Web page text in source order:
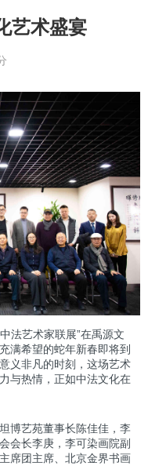
艺术盛宴
法艺术家联展”在禹源文
满希望的蛇年新春即将到
义非凡的时刻，这场艺术
与热情，正如中法文化在
博艺苑董事长陈佳佳，李
会长李庚，李可染画院副
席团主席、北京金界书画